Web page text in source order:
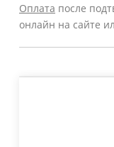
Оплата после
онлайн на сайте